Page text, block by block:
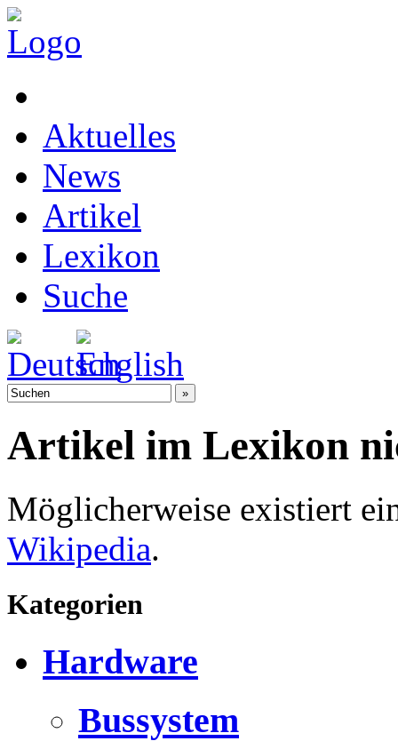
Aktuelles
News
Artikel
Lexikon
Suche
Artikel im Lexikon
Möglicherweise existiert
Wikipedia.
Kategorien
Hardware
Bussystem